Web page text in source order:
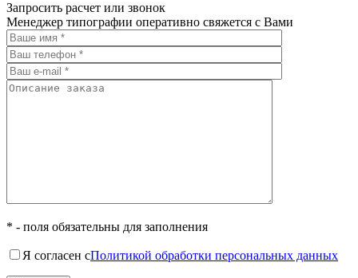
Запросить расчет или звонок
Менеджер типографии оперативно свяжется с Вами
* - поля обязательны для заполнения
Я согласен сПолитикой обработки персональных данных